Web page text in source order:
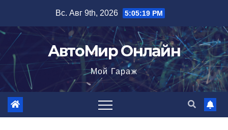
содержимому
Вс. Авг 9th, 2026 5:05:20 PM
АвтоМир Онлайн
Мой Гараж